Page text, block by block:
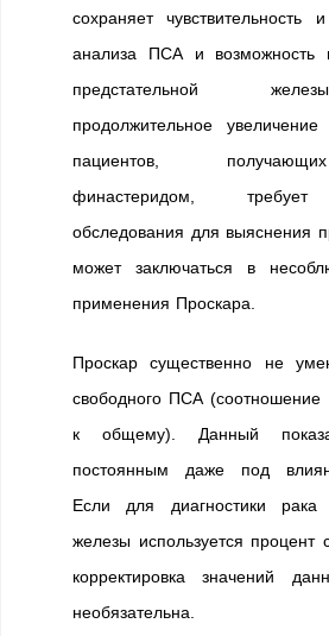
сохраняет чувствительность
анализа ПСА и возможность
предстательной
продолжительное
пациентов,
финастеридом, требует
обследования для выяснения
может заключаться в
применения Проскара.
Проскар существенно не
свободного ПСА (соотношение
к общему). Данный
постоянным даже под
Если для диагностики рака
железы используется процент
корректировка значений
необязательна.